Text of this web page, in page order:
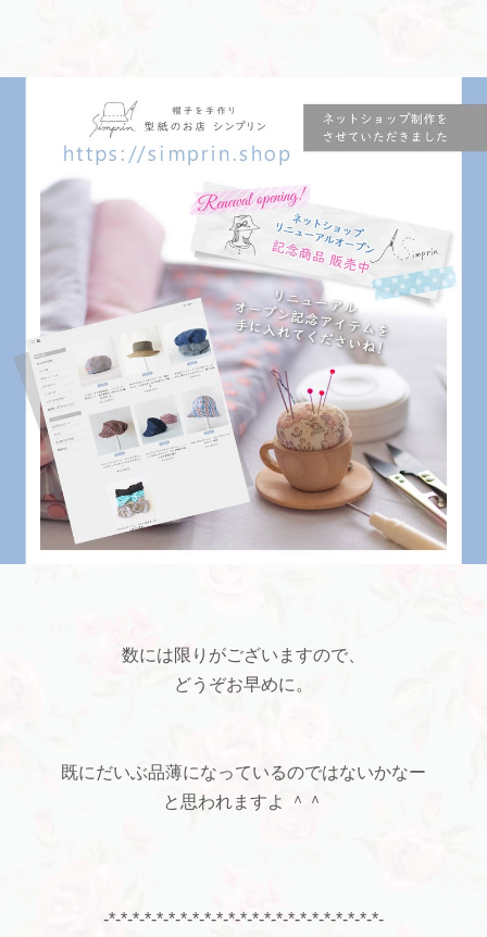
数には限りがございますので、
どうぞお早めに。
既にだいぶ品薄になっているのではないかなー
と思われますよ ＾＾
-*-*-*-*-*-*-*-*-*-*-*-*-*-*-*-*-*-*-*-*-*-*-*-